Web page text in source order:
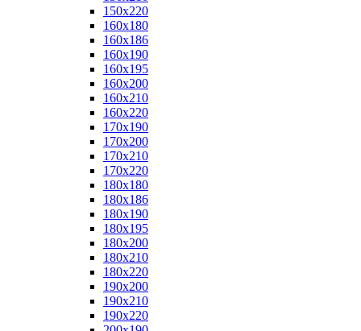
150x220
160x180
160x186
160x190
160x195
160x200
160x210
160x220
170x190
170x200
170x210
170x220
180x180
180x186
180x190
180x195
180x200
180x210
180x220
190x200
190x210
190x220